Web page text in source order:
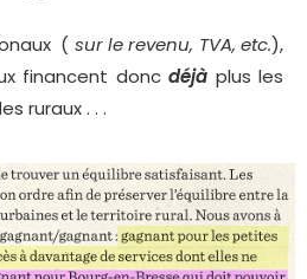
( sur le revenu, TVA, etc.),
financent doncdéjà plus les
ruraux . . .